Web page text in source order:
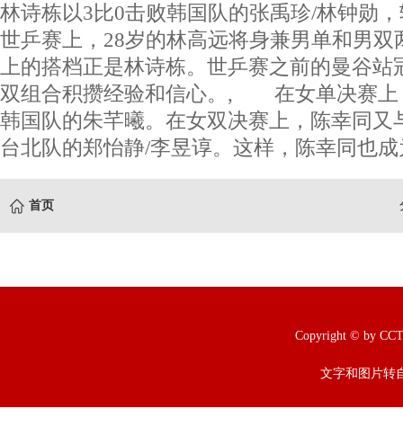
林诗栋以3比0击败韩国队的张禹珍/林钟勋
世乒赛上，28岁的林高远将身兼男单和男双
上的搭档正是林诗栋。世乒赛之前的曼谷
双组合积攒经验和信心。, 在女单决赛上
韩国队的朱芊曦。在女双决赛上，陈幸同又
台北队的郑怡静/李昱谆。这样，陈幸同也
首页
Copyright © by
文字和图片转